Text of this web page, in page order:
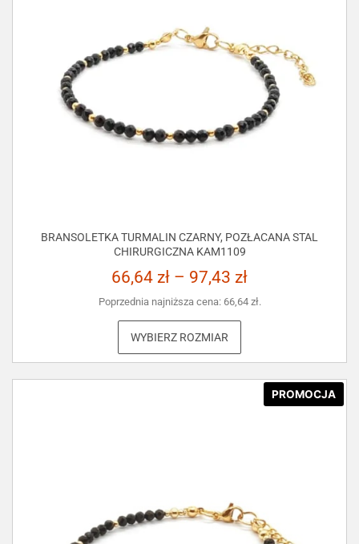
BRANSOLETKA TURMALIN CZARNY, POZŁACANA STAL
CHIRURGICZNA KAM1109
66,64 zł – 97,43 zł
Poprzednia najniższa cena: 66,64 zł.
WYBIERZ ROZMIAR
PROMOCJA